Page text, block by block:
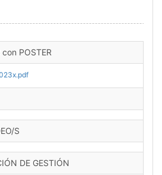
POSTER
S
DE GESTIÓN